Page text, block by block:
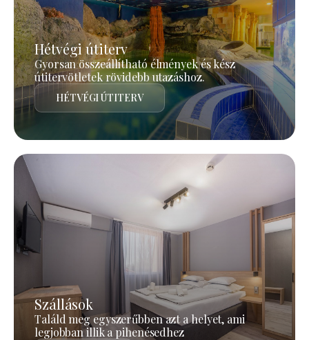
Hétvégi útiterv
Gyorsan összeállítható élmények és kész
útitervötletek rövidebb utazáshoz.
HÉTVÉGI ÚTITERV
Szállások
Találd meg egyszerűbben azt a helyet, ami
legjobban illik a pihenésedhez